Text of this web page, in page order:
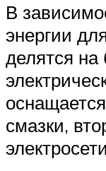
В
энергии
делятся
смазки,